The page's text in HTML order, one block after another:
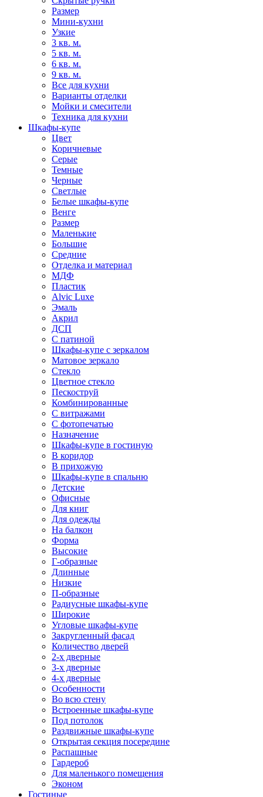
Размер
Мини-кухни
Узкие
3 кв. м.
5 кв. м.
6 кв. м.
9 кв. м.
Все для кухни
Варианты отделки
Мойки и смесители
Техника для кухни
Шкафы-купе
Цвет
Коричневые
Серые
Темные
Черные
Светлые
Белые шкафы-купе
Венге
Размер
Маленькие
Большие
Средние
Отделка и материал
МДФ
Пластик
Alvic Luxe
Эмаль
Акрил
ДСП
С патиной
Шкафы-купе с зеркалом
Матовое зеркало
Стекло
Цветное стекло
Пескоструй
Комбинированные
С витражами
С фотопечатью
Назначение
Шкафы-купе в гостиную
В коридор
В прихожую
Шкафы-купе в спальню
Детские
Офисные
Для книг
Для одежды
На балкон
Форма
Высокие
Г-образные
Длинные
Низкие
П-образные
Радиусные шкафы-купе
Широкие
Угловые шкафы-купе
Закругленный фасад
Количество дверей
2-х дверные
3-х дверные
4-х дверные
Особенности
Во всю стену
Встроенные шкафы-купе
Под потолок
Раздвижные шкафы-купе
Открытая секция посередине
Распашные
Гардероб
Для маленького помещения
Эконом
Гостиные